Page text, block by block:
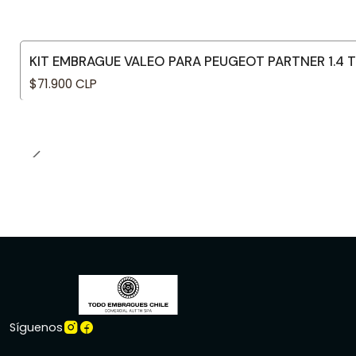
KIT EMBRAGUE VALEO PARA PEUGEOT PARTNER
$71.900 CLP
Síguenos